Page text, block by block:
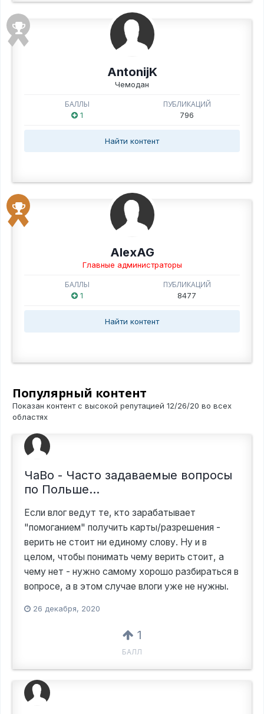
AntonijK
Чемодан
БАЛЛЫ
1
ПУБЛИКАЦИЙ
796
Найти контент
AlexAG
Главные администраторы
БАЛЛЫ
1
ПУБЛИКАЦИЙ
8477
Найти контент
Популярный контент
Показан контент с высокой репутацией 12/26/20 во всех
областях
ЧаВо - Часто задаваемые вопросы
по Польше...
Если влог ведут те, кто зарабатывает
"помоганием" получить карты/разрешения -
верить не стоит ни единому слову. Ну и в
целом, чтобы понимать чему верить стоит, а
чему нет - нужно самому хорошо разбираться в
вопросе, а в этом случае влоги уже не нужны.
26 декабря, 2020
1
БАЛЛ